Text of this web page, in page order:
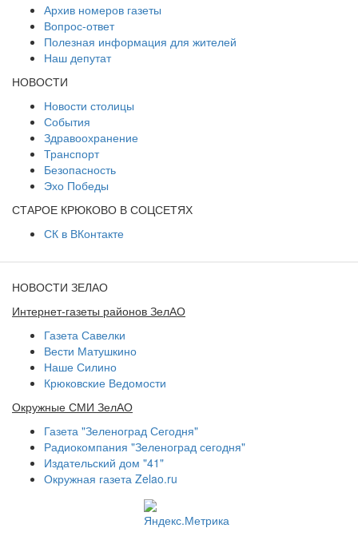
Архив номеров газеты
Вопрос-ответ
Полезная информация для жителей
Наш депутат
НОВОСТИ
Новости столицы
События
Здравоохранение
Транспорт
Безопасность
Эхо Победы
СТАРОЕ КРЮКОВО В СОЦСЕТЯХ
СК в ВКонтакте
НОВОСТИ ЗЕЛАО
Интернет-газеты районов ЗелАО
Газета Савелки
Вести Матушкино
Наше Силино
Крюковские Ведомости
Окружные СМИ ЗелАО
Газета "Зеленоград Сегодня"
Радиокомпания "Зеленоград сегодня"
Издательский дом "41"
Окружная газета Zelao.ru